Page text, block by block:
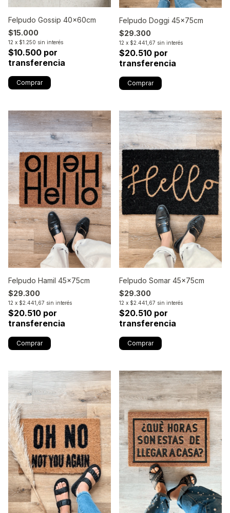
Felpudo Gossip 40x60cm
$15.000
12 x $1.250 sin interés
$10.500 por
transferencia
Felpudo Doggi 45x75cm
$29.300
12 x $2.441,67 sin interés
$20.510 por
transferencia
Felpudo Hamil 45x75cm
$29.300
12 x $2.441,67 sin interés
$20.510 por
transferencia
Felpudo Somar 45x75cm
$29.300
12 x $2.441,67 sin interés
$20.510 por
transferencia